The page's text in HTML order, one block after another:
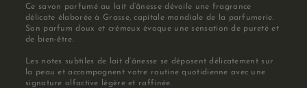
Ce savon parfumé au lait d’ânesse dévoile une fragrance
délicate élaborée à Grasse, capitale mondiale de la parfumerie.
Son parfum doux et crémeux évoque une sensation de pureté et
de bien-être.
Les notes subtiles de lait d’ânesse se déposent délicatement sur
la peau et accompagnent votre routine quotidienne avec une
signature olfactive légère et raffinée.